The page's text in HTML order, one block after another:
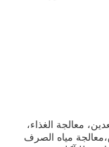
معالجة الغذاء،
مياه الصرف